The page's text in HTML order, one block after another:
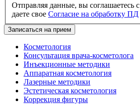
Отправляя данные, вы соглашаетесь с
даете свое Согласие на обработку ПД
Записаться на прием
Косметология
Консультация врача-косметолога
Инъекционные методики
Аппаратная косметология
Лазерные методики
Эстетическая косметология
Коррекция фигуры